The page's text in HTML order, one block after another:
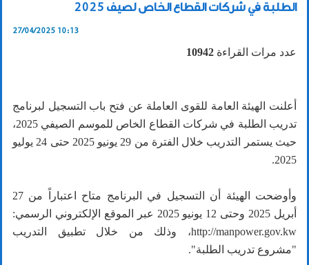
الطلبة في شركات القطاع الخاص لصيف 2025
27/04/2025 10:13
عدد مرات القراءة 10942
أعلنت الهيئة العامة للقوى العاملة عن فتح باب التسجيل لبرنامج
تدريب الطلبة في شركات القطاع الخاص للموسم الصيفي 2025،
حيث يستمر التدريب خلال الفترة من 29 يونيو 2025 حتى 24 يوليو
2025.
وأوضحت الهيئة أن التسجيل في البرنامج متاح اعتباراً من 27
أبريل 2025 وحتى 12 يونيو 2025 عبر الموقع الإلكتروني الرسمي:
http://manpower.gov.kw، وذلك من خلال تطبيق التدريب
"مشروع تدريب الطلبة".